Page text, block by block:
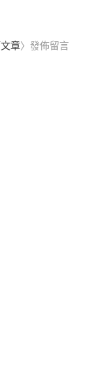
章〉發佈留言